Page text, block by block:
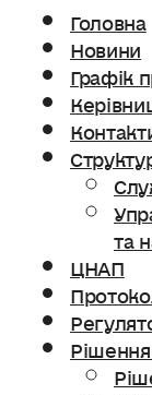
Головна
Новини
Графік
та
ЦНАП